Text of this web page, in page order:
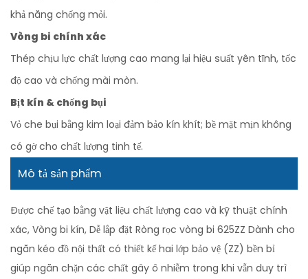
khả năng chống mỏi.
Vòng bi chính xác
Thép chịu lực chất lượng cao mang lại hiệu suất yên tĩnh, tốc
độ cao và chống mài mòn.
Bịt kín & chống bụi
Vỏ che bụi bằng kim loại đảm bảo kín khít; bề mặt mịn không
có gờ cho chất lượng tinh tế.
Mô tả sản phẩm
Được chế tạo bằng vật liệu chất lượng cao và kỹ thuật chính
xác, Vòng bi kín, Dễ lắp đặt Ròng rọc vòng bi 625ZZ Dành cho
ngăn kéo đồ nội thất có thiết kế hai lớp bảo vệ (ZZ) bền bỉ
giúp ngăn chặn các chất gây ô nhiễm trong khi vẫn duy trì